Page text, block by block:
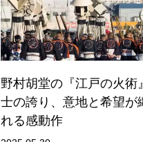
野村胡堂の『江戸の火術
士の誇り、意地と希望が
れる感動作